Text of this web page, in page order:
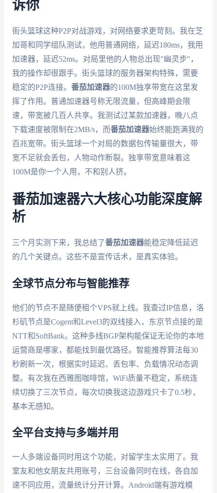
诉你
街头篮球这种P2P对战游戏，对网络要求更苛刻。我在芝
加哥和同学组队测试，他用普通网络，延迟180ms，我用
加速器，延迟52ms。对局里他的人物总出现"幽灵步"，
我的操作却很跟手。街头篮球的服务器架构特殊，需要
稳定的P2P连接。 番茄加速器的100M独享带宽在这里发
挥了作用。普通加速器号称无限流量，但高峰期会限
速，带宽被几百人共享。我测试过某款加速器，晚八点
下载速度被限制在2MB/s，而番茄加速器始终能跑满我的
百兆宽带。街头篮球一个对局的数据包传输量很大，带
宽不足就会丢包，人物动作断裂。独享带宽意味着这
100M是你一个人用，不和别人挤。
番茄加速器六大核心功能深度解
析
三个月实测下来，我总结了番茄加速器能稳定降低延迟
的几个关键点。这些不是宣传话术，是真实体验。
全球节点分布与智能推荐
他们的节点不是随便租个VPS就上线。我查过IP信息，洛
杉矶节点是Cogent和Level3的双线接入，东京节点接的是
NTT和SoftBank。这种多线BGP架构能保证无论你的本地
运营商是哪家，都能找到最优路径。智能推荐算法每30
秒刷新一次，根据实时延迟、丢包率、负载情况动态调
整。有次我在西雅图咖啡馆，WiFi质量不稳定，系统连
续切换了三次节点，每次切换我这边游戏只卡了0.5秒，
基本无感知。
全平台支持与多端并用
一人多端设备同时用这个功能，对留学生太实用了。我
室友和他女朋友共用账号，三台设备同时在线，各自加
速不同应用，流量统计分开计算。Android端有游戏模